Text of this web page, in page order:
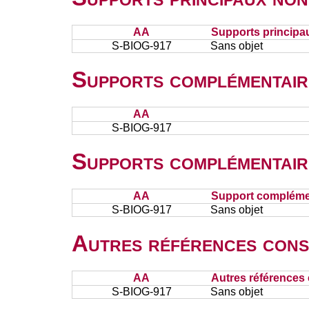
AA
Supports
S-BIOG-917
Sans objet
Supports
AA
S-BIOG-917
Supports
AA
Support
S-BIOG-917
Sans objet
Autres références
AA
Autres références
S-BIOG-917
Sans objet